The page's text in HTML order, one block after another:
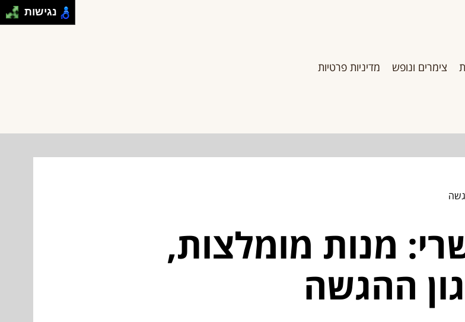
צימרים ונופש מדיניות פרטיות
מנות מומלצות,
ההגשה
נגישות